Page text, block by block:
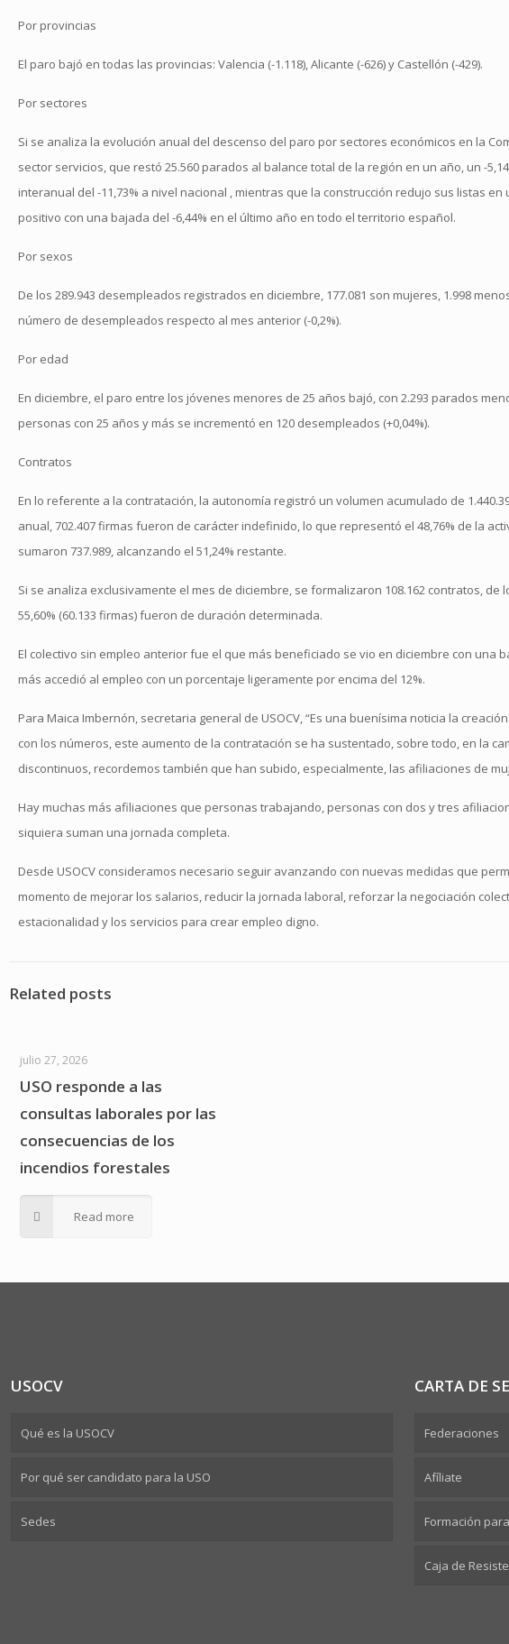
Por provincias
El paro bajó en todas las provincias: Valencia (-1.118), Alicante (-626) y Castellón (-429).
Por sectores
Si se analiza la evolución anual del descenso del paro por sectores económicos en la
sector servicios, que restó 25.560 parados al balance total de la región en un año, un -
interanual del -11,73% a nivel nacional , mientras que la construcción redujo sus listas
positivo con una bajada del -6,44% en el último año en todo el territorio español.
Por sexos
De los 289.943 desempleados registrados en diciembre, 177.081 son mujeres, 1.998
número de desempleados respecto al mes anterior (-0,2%).
Por edad
En diciembre, el paro entre los jóvenes menores de 25 años bajó, con 2.293 parados
personas con 25 años y más se incrementó en 120 desempleados (+0,04%).
Contratos
En lo referente a la contratación, la autonomía registró un volumen acumulado de
anual, 702.407 firmas fueron de carácter indefinido, lo que representó el 48,76% de la
sumaron 737.989, alcanzando el 51,24% restante.
Si se analiza exclusivamente el mes de diciembre, se formalizaron 108.162 contratos,
55,60% (60.133 firmas) fueron de duración determinada.
El colectivo sin empleo anterior fue el que más beneficiado se vio en diciembre con una
más accedió al empleo con un porcentaje ligeramente por encima del 12%.
Para Maica Imbernón, secretaria general de USOCV, “Es una buenísima noticia la
con los números, este aumento de la contratación se ha sustentado, sobre todo, en la
discontinuos, recordemos también que han subido, especialmente, las afiliaciones de
Hay muchas más afiliaciones que personas trabajando, personas con dos y tres
siquiera suman una jornada completa.
Desde USOCV consideramos necesario seguir avanzando con nuevas medidas que
momento de mejorar los salarios, reducir la jornada laboral, reforzar la negociación
estacionalidad y los servicios para crear empleo digno.
Related posts
julio 27, 2026
USO responde a las
consultas laborales por las
consecuencias de los
incendios forestales
Read more
USOCV
Qué es la USOCV
Por qué ser candidato para la USO
Sedes
CARTA DE
Federaciones
Afíliate
Formación
Caja de